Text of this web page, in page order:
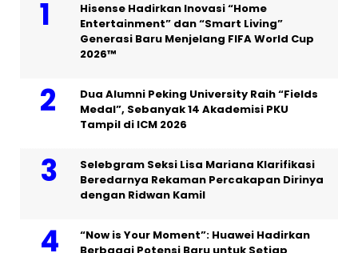
Hisense Hadirkan Inovasi “Home
Entertainment” dan “Smart Living”
Generasi Baru Menjelang FIFA World Cup
2026™
Dua Alumni Peking University Raih “Fields
Medal”, Sebanyak 14 Akademisi PKU
Tampil di ICM 2026
Selebgram Seksi Lisa Mariana Klarifikasi
Beredarnya Rekaman Percakapan Dirinya
dengan Ridwan Kamil
“Now is Your Moment”: Huawei Hadirkan